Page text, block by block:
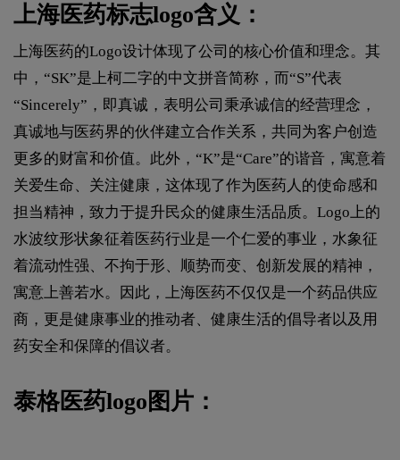
上海医药标志logo含义：
上海医药的Logo设计体现了公司的核心价值和理念。‌其
中，‌“SK”是上柯二字的中文拼音简称，‌而“S”代表
“Sincerely”，‌即真诚，‌表明公司秉承诚信的经营理念，‌
真诚地与医药界的伙伴建立合作关系，‌共同为客户创造
更多的财富和价值。‌此外，‌“K”是“Care”的谐音，‌寓意着
关爱生命、‌关注健康，‌这体现了作为医药人的使命感和
担当精神，‌致力于提升民众的健康生活品质。‌Logo上的
水波纹形状象征着医药行业是一个仁爱的事业，‌水象征
着流动性强、‌不拘于形、‌顺势而变、‌创新发展的精神，‌
寓意上善若水。‌因此，‌上海医药不仅仅是一个药品供应
商，‌更是健康事业的推动者、‌健康生活的倡导者以及用
药安全和保障的倡议者。
泰格医药logo图片：